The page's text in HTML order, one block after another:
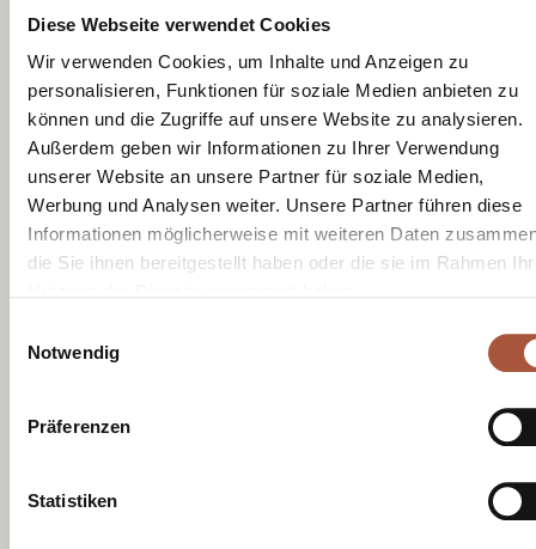
Diese Webseite verwendet Cookies
Wir verwenden Cookies, um Inhalte und Anzeigen zu
personalisieren, Funktionen für soziale Medien anbieten zu
können und die Zugriffe auf unsere Website zu analysieren.
Außerdem geben wir Informationen zu Ihrer Verwendung
unserer Website an unsere Partner für soziale Medien,
Werbung und Analysen weiter. Unsere Partner führen diese
Informationen möglicherweise mit weiteren Daten
die Sie ihnen bereitgestellt haben oder die sie im Rahmen
Notwendig
Präferenzen
Statistiken
Receive moments of happiness with
our newsletter
receiving newsletters from the Viehhofen